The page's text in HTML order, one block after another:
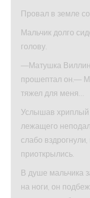
Провал в земле
Мальчик долго
голову.
—Матушка
прошептал он.—
тяжел для меня…
Услышав хриплый
лежащего
слабо
приоткрылись.
В душе мальчика
на ноги, он